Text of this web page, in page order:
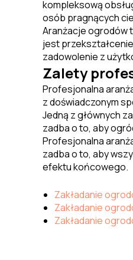
kompleksową
osób pragnących
Aranżacje ogrodów
jest
zadowolenie z
Zalety
Profesjonalna
z doświadczonym
Jedną z głównych
zadba o to, aby
Profesjonalna
zadba o to, aby
efektu końcowego.
Zakładanie
Zakładanie
Zakładanie